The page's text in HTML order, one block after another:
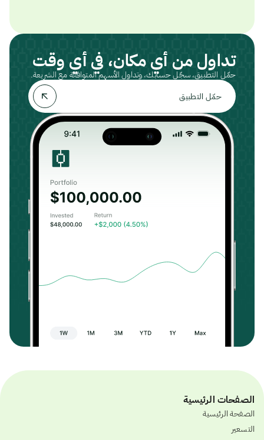
تداول من أي مكان، في أي وقت
حمّل التطبيق، سجّل حسابك، وتداول الأسهم المتوافقة مع الشريعة.
حمّل التطبيق
الصفحات الرئيسية
الصفحة الرئيسية
التسعير